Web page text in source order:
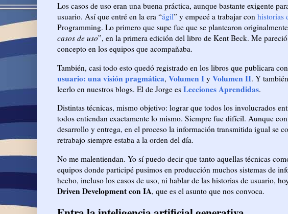
Los casos de uso eran una buena práctica, aunque bastante exigente
usuario. Así que entré en la era “ágil” y empecé a trabajar con historias
Programming. Lo primero que supe fue que se plantearon
casos de uso”, en la primera edición del libro de Kent Beck. Me
concepto en los equipos que acompañaba.
También, casi todo esto quedó registrado en los libros que publicara
usuario: una visión pragmática, Volumen I y Volumen II. Y
leerlo en nuestros blogs. El de Jorge es Lecciones Aprendidas.
Distintas técnicas, mismo objetivo: lograr que todos los involucrados
todos entiendan exactamente lo mismo. Siempre fue difícil. Aunque
desarrollo y entrega, en el proceso la información transmitida igual se
retrabajo siempre estaba a la orden del día.
No me malentiendan. Yo sí puedo decir que tanto aquellas técnicas
equipos donde participé pusimos en producción muchos sistemas de
hecho, incluso los casos de uso, ni hablar de las historias de usuario,
Driven Development con IA, que es el asunto que nos convoca.